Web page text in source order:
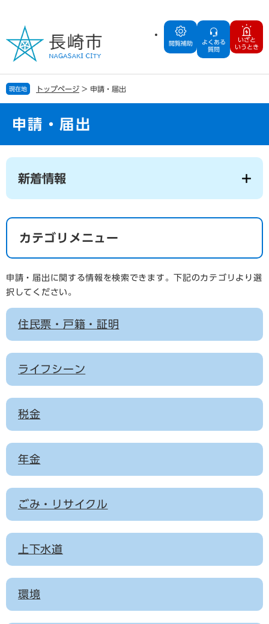
の
で
す
ー
ば
し
へ
閲覧補助
よくある
質問
いざと
いうとき
現在地 トップページ > 申請・届出
申請・届出
本
新着情報
カテゴリメニュー
申請・届出に関する情報を検索できます。下記のカテゴリより選
択してください。
住民票・戸籍・証明
ライフシーン
税金
年金
ごみ・リサイクル
上下水道
環境